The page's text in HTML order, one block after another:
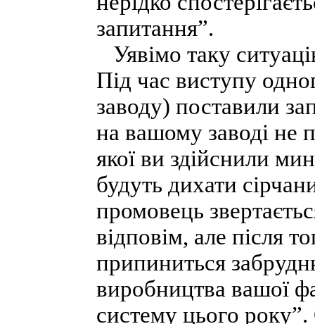
запитання”.
Уявімо таку
Під час виступу
заводу) поставили
на вашому заводі не
якої ви здійснили
будуть дихати
промовець
відповім, але після
припиниться
виробництва вашої
систему цього